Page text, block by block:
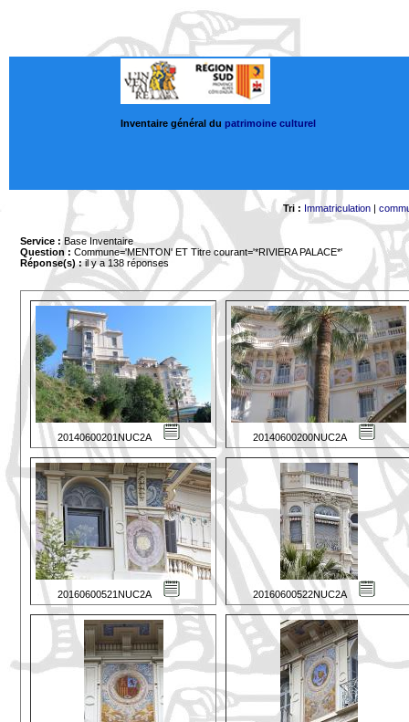
Inventaire général du patrimoine culturel
Tri : Immatriculation|
Service : Base Inventaire
Question : Commune='MENTON' ET Titre courant='*RIVIERA PALACE*'
Réponse(s) :il y a 138 réponses
20140600201NUC2A 20140600200NUC2A
20160600521NUC2A 20160600522NUC2A